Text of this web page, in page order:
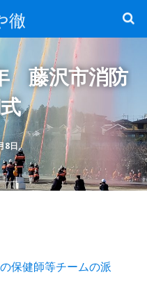
徹
8日
藤沢市消防
保健師等チームの派